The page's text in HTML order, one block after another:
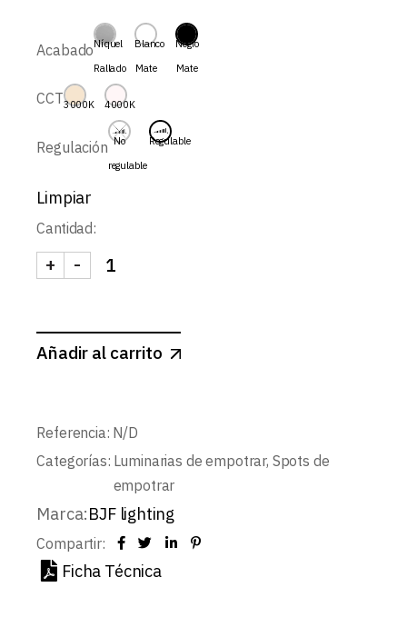
20,78 EUR
hasta
31,78 EUR
AcabadoNíquel
Rallado
Blanco
Mate
Negro
Mate
CCT3000K 4000K
Regulación No
regulable
Regulable
Limpiar
Cantidad:
PIXEL-SPOT MINI FIJO CONCAVO 3W cantidad
-
+
Añadir al carrito
Referencia: N/D
Categorías: Luminarias de empotrar, Spots de
empotrar
Marca:BJF lighting
Compartir:
Ficha Técnica